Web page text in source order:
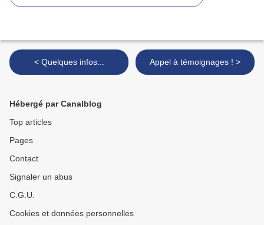
< Quelques infos... Appel à témoignages ! >
Hébergé par Canalblog
Top articles
Pages
Contact
Signaler un abus
C.G.U.
Cookies et données personnelles